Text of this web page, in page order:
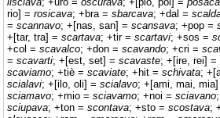
rio] = rosicava; +bra = sbarcava; +dal =
= scannavo; +[nas, san] = scansava; +pop =
+[tar, tra] = scartava; +tir = scartavi; +sos =
+col = scavalco; +don = scavando; +cri =
= scavarti; +[est, set] = scavaste; +[ire, rei] =
scaviamo; +tiè = scaviate; +hit = schivata;
scialavi; +[ilo, oli] = scialavo; +[ami, mai, mia]
sciamavo; +mio = sciavamo; +noi = sciavano
sciupava; +ton = scontava; +sto = scostava;